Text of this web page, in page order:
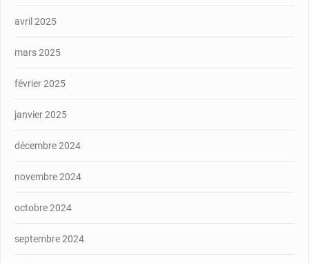
avril 2025
mars 2025
février 2025
janvier 2025
décembre 2024
novembre 2024
octobre 2024
septembre 2024